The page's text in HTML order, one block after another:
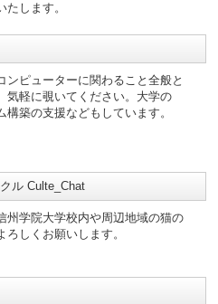
します。
ンピューターに関わること全般と
気軽に覗いてください。大学の
築の支援などもしています。
クル Culte_Chat
州学院大学校内や周辺地域の猫の
しくお願いします。